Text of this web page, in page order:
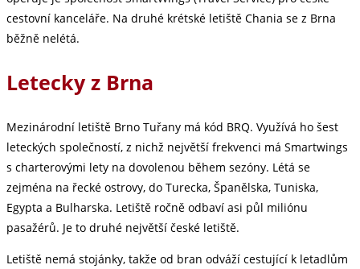
cestovní kanceláře. Na druhé krétské letiště Chania se z Brna
běžně nelétá.
Letecky z Brna
Mezinárodní letiště Brno Tuřany má kód BRQ. Využívá ho šest
leteckých společností, z nichž největší frekvenci má Smartwings
s charterovými lety na dovolenou během sezóny. Létá se
zejména na řecké ostrovy, do Turecka, Španělska, Tuniska,
Egypta a Bulharska. Letiště ročně odbaví asi půl miliónu
pasažérů. Je to druhé největší české letiště.
Letiště nemá stojánky, takže od bran odváží cestující k letadlům